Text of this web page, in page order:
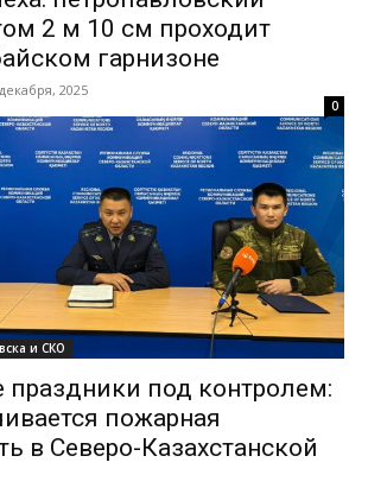
2 м 10 см проходит
гарнизоне
2025
0
и СКО
праздники под контролем:
пожарная
в Северо-Казахстанской